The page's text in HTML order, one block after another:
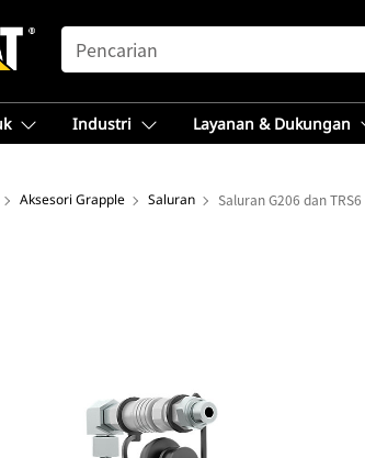
SEARCH
Industri Layanan & Dukungan
Aksesori Grapple Saluran Saluran G206 dan TRS6